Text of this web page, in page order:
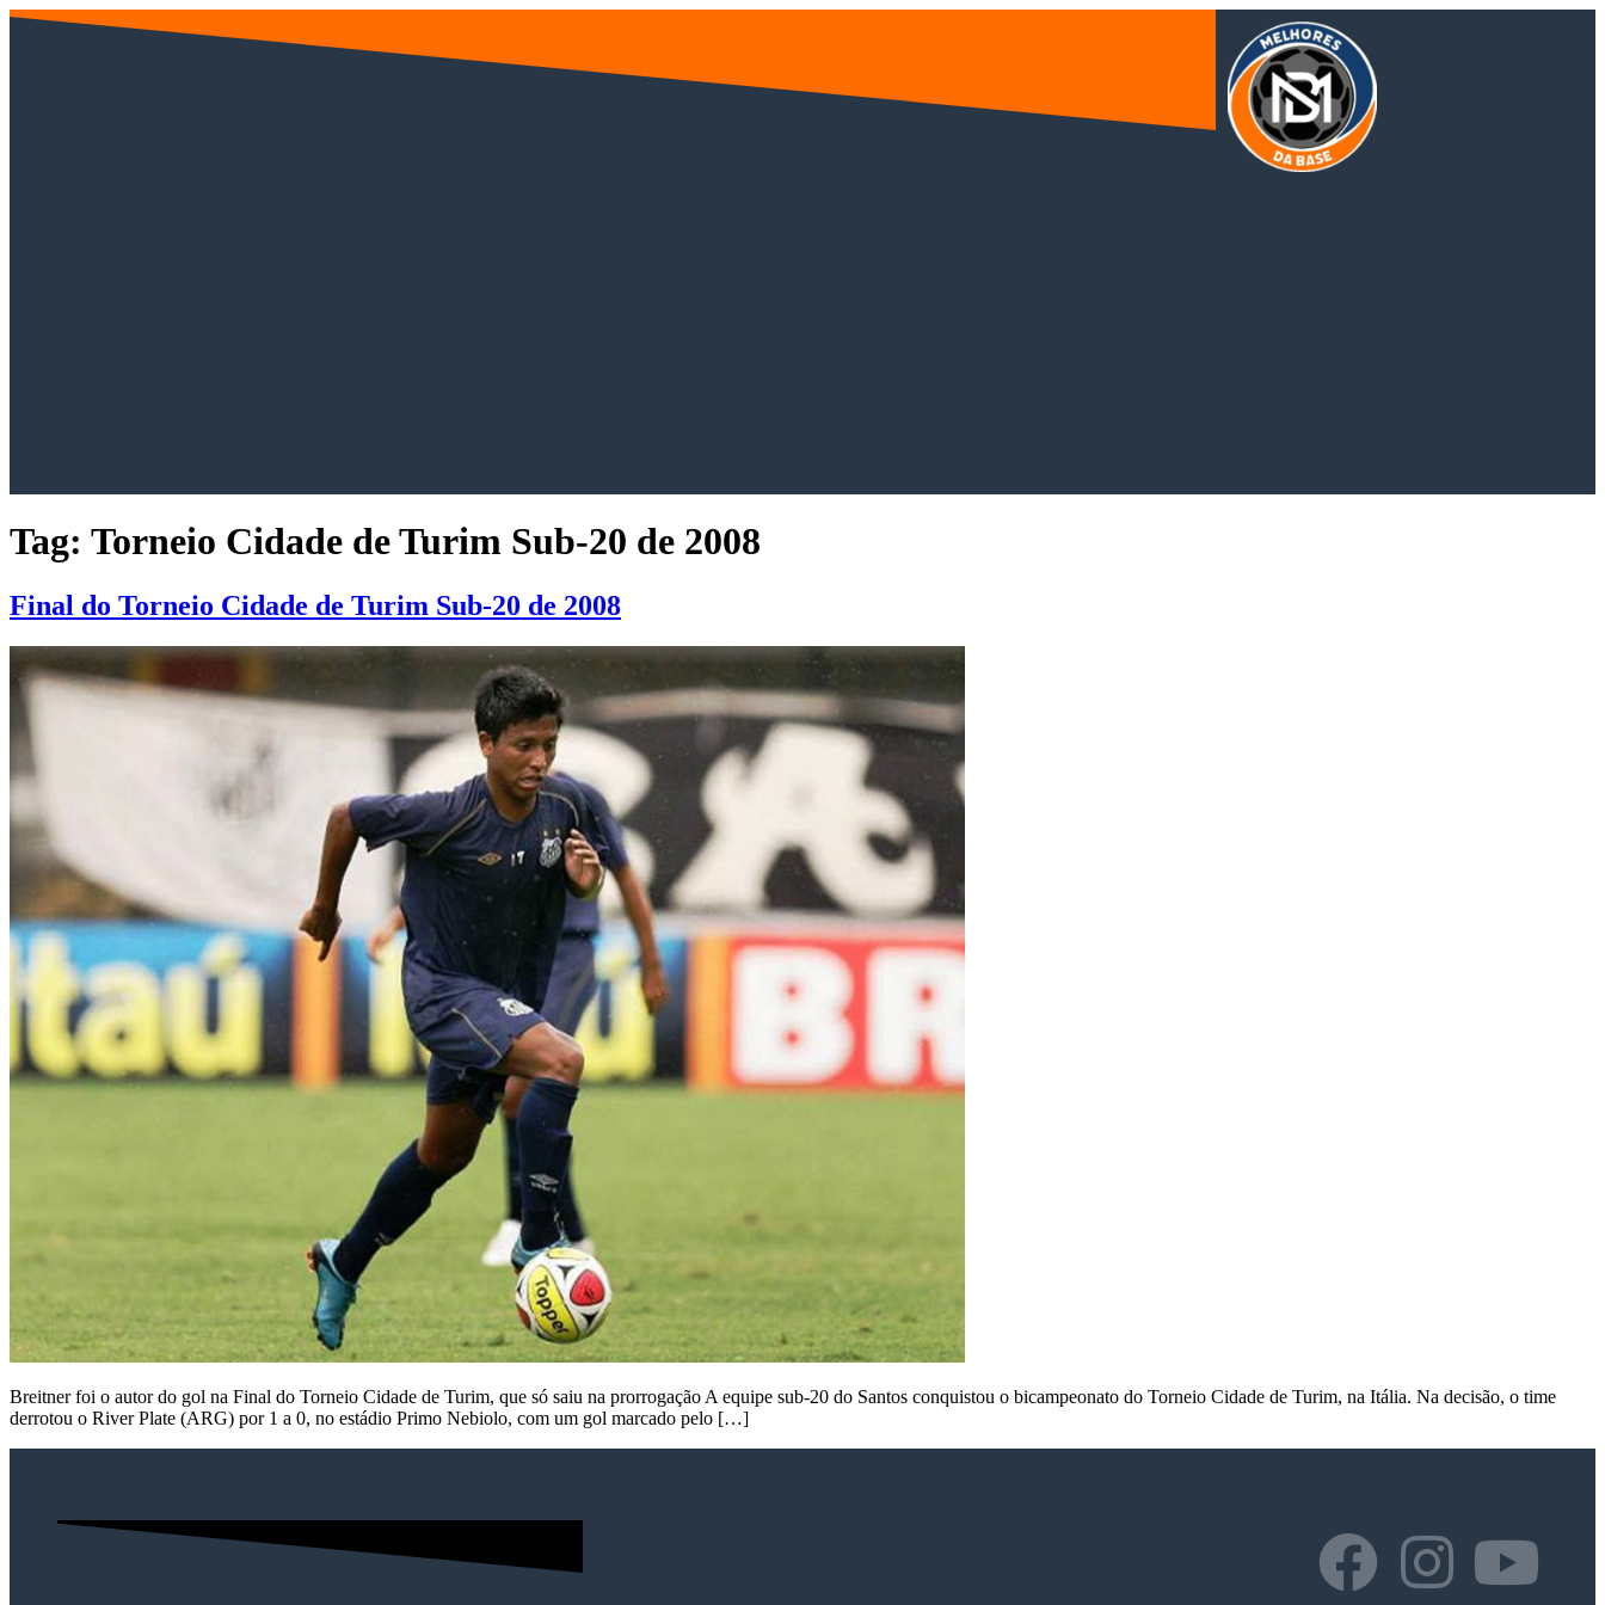
Tag: Torneio Cidade de Turim Sub-20 de 2008
Final do Torneio Cidade de Turim Sub-20 de 2008
Breitner foi o autor do gol na Final do Torneio Cidade de Turim, que só saiu na prorrogação A equipe sub-20 do Santos conquistou o bicampeonato do Torneio Cidade de Turim, na Itália. Na decisão, o time
derrotou o River Plate (ARG) por 1 a 0, no estádio Primo Nebiolo, com um gol marcado pelo […]